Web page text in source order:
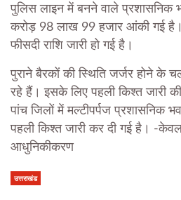
पुलिस लाइन में बनने वाले प्रशासनिक
करोड़ 98 लाख 99 हजार आंकी गई
फीसदी राशि जारी हो गई है।
पुराने बैरकों की स्थिति जर्जर होने के
रहे हैं। इसके लिए पहली किश्त जारी
पांच जिलों में मल्टीपर्पज प्रशासनिक
पहली किश्त जारी कर दी गई है। -
आधुनिकीकरण
उत्तराखंड